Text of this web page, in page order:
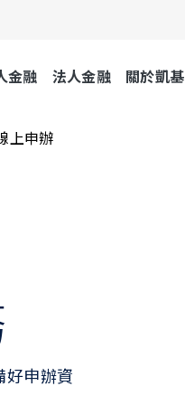
金融 法人金融 關於凱基
上申辦
好申辦資